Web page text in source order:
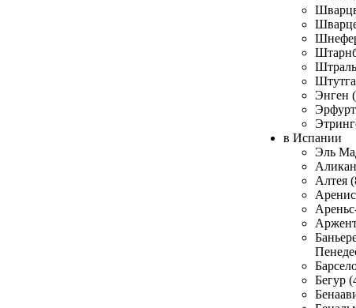
Энген
в Испании
Эль
Алтея
Бегур